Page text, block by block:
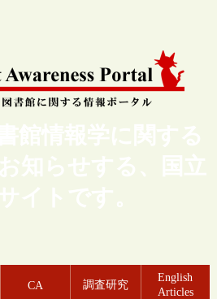
館情報学に関する
知らせする、国立
イトです。
CA 調査研究
English
Articles